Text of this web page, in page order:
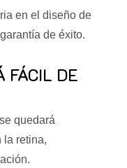
en el diseño de
de éxito.
FÁCIL DE
quedará
la retina,